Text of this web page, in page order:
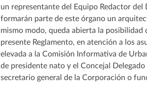
un representante del Equipo Redactor
formarán parte de este órgano un
mismo modo, queda abierta la posibilidad
presente Reglamento, en atención a los
elevada a la Comisión Informativa de
de presidente nato y el Concejal
secretario general de la Corporación o